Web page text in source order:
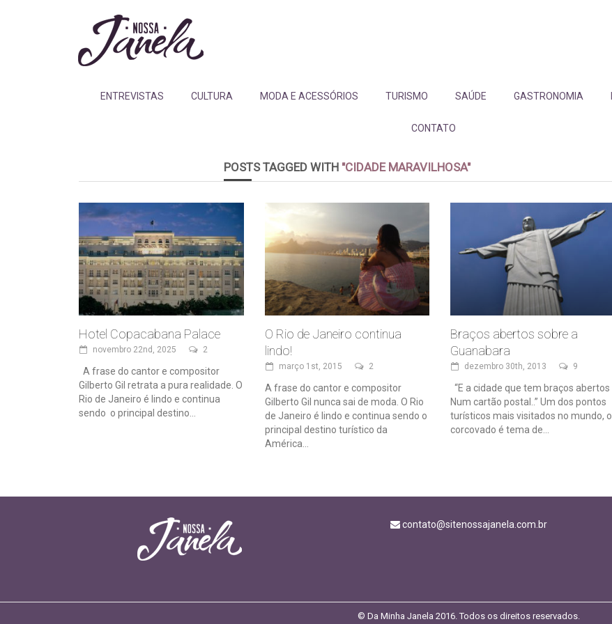
ENTREVISTAS CULTURA MODA E ACESSÓRIOS TURISMO SAÚDE GASTRONOMIA
CONTATO
POSTS TAGGED WITH "CIDADE MARAVILHOSA"
Hotel Copacabana Palace
novembro 22nd, 2025 2
A frase do cantor e compositor
Gilberto Gil retrata a pura realidade. O
Rio de Janeiro é lindo e continua
sendo o principal destino...
O Rio de Janeiro continua
lindo!
março 1st, 2015 2
A frase do cantor e compositor
Gilberto Gil nunca sai de moda. O Rio
de Janeiro é lindo e continua sendo o
principal destino turístico da
América...
Braços abertos sobre a
Guanabara
dezembro 30th, 2013 9
“E a cidade que tem braços abertos
Num cartão postal..” Um dos pontos
turísticos mais visitados no mundo, o
corcovado é tema de...
contato@sitenossajanela.com.br
© Da Minha Janela 2016. Todos os direitos reservados.